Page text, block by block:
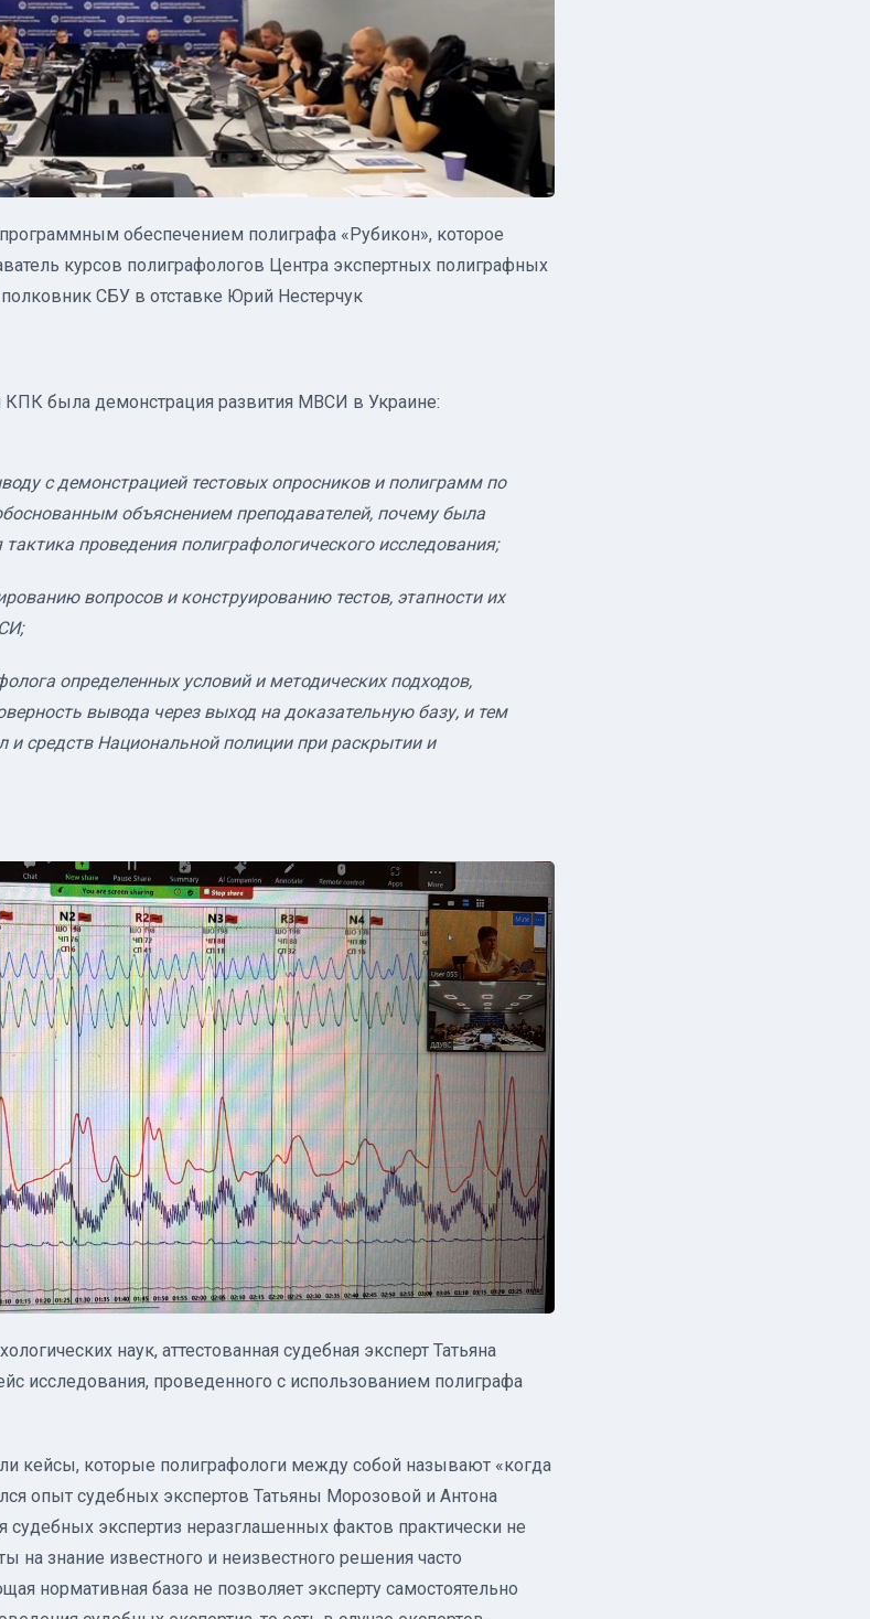
обеспечением полиграфа «Рубикон», которое
курсов полиграфологов Центра экспертных полиграфных
СБУ в отставке Юрий Нестерчук
была демонстрация развития МВСИ в Украине:
с демонстрацией тестовых опросников и полиграмм по
объяснением преподавателей, почему была
проведения полиграфологического исследования;
вопросов и конструированию тестов, этапности их
определенных условий и методических подходов,
вывода через выход на доказательную базу, и тем
средств Национальной полиции при раскрытии и
наук, аттестованная судебная эксперт Татьяна
исследования, проведенного с использованием полиграфа
кейсы, которые полиграфологи между собой называют «когда
опыт судебных экспертов Татьяны Морозовой и Антона
экспертиз неразглашенных фактов практически не
на знание известного и неизвестного решения часто
нормативная база не позволяет эксперту самостоятельно